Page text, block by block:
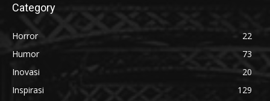
Category
Horror
22
Humor
73
Inovasi
20
Inspirasi
129